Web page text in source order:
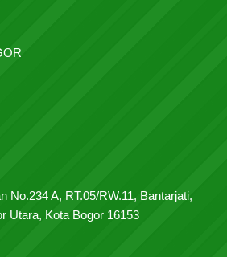
No.234 A, RT.05/RW.11, Bantarjati,
Utara, Kota Bogor 16153